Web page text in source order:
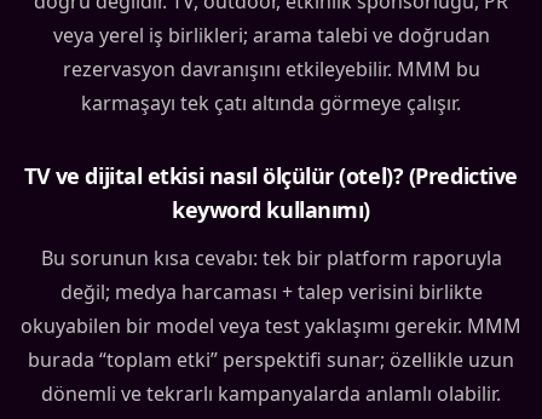
veya yerel iş birlikleri; arama talebi ve doğrudan
rezervasyon davranışını etkileyebilir. MMM bu
karmaşayı tek çatı altında görmeye çalışır.
TV ve dijital etkisi nasıl ölçülür (otel)? (Predictive
keyword kullanımı)
Bu sorunun kısa cevabı: tek bir platform raporuyla
değil; medya harcaması + talep verisini birlikte
okuyabilen bir model veya test yaklaşımı gerekir. MMM
burada “toplam etki” perspektifi sunar; özellikle uzun
dönemli ve tekrarlı kampanyalarda anlamlı olabilir.